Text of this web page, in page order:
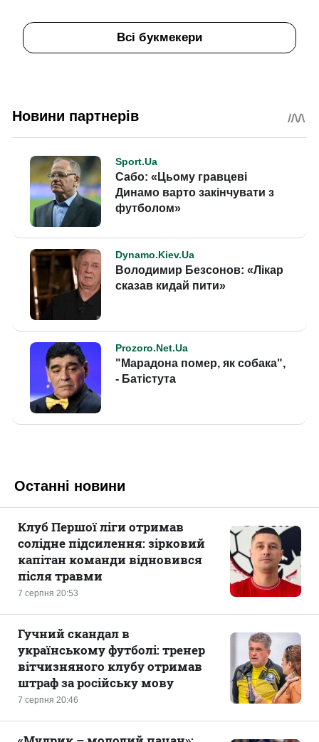
Всі букмекери
Останні новини
7 серпня 20:53
Клуб Першої ліги отримав
солідне підсилення: зірковий
капітан команди відновився
після травми
7 серпня 20:46
Гучний скандал в
українському футболі: тренер
вітчизняного клубу отримав
штраф за російську мову